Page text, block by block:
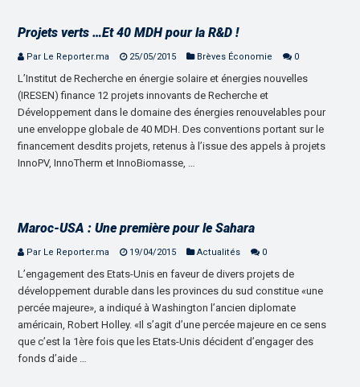
Projets verts …Et 40 MDH pour la R&D !
Par Le Reporter.ma 25/05/2015 Brèves Économie 0
L’Institut de Recherche en énergie solaire et énergies nouvelles
(IRESEN) finance 12 projets innovants de Recherche et
Développement dans le domaine des énergies renouvelables pour
une enveloppe globale de 40 MDH. Des conventions portant sur le
financement desdits projets, retenus à l’issue des appels à projets
InnoPV, InnoTherm et InnoBiomasse, …
Maroc-USA : Une première pour le Sahara
Par Le Reporter.ma 19/04/2015 Actualités 0
L’engagement des Etats-Unis en faveur de divers projets de
développement durable dans les provinces du sud constitue «une
percée majeure», a indiqué à Washington l’ancien diplomate
américain, Robert Holley. «Il s’agit d’une percée majeure en ce sens
que c’est la 1ère fois que les Etats-Unis décident d’engager des
fonds d’aide …